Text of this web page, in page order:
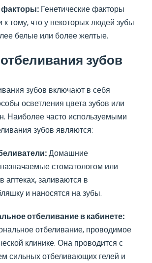
факторы: Генетические факторы
к тому, что у некоторых людей зубы
белые или более желтые.
зубов
зубов включают в себя
осветления цвета зубов или
Наиболее часто используемыми
зубов являются:
Домашние
стоматологом или
заливаются в
и наносятся на зубы.
отбеливание в кабинете:
отбеливание, проводимое
клинике. Она проводится с
сильных отбеливающих гелей и